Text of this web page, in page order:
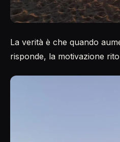
La verità è che quando
risponde, la motivazione